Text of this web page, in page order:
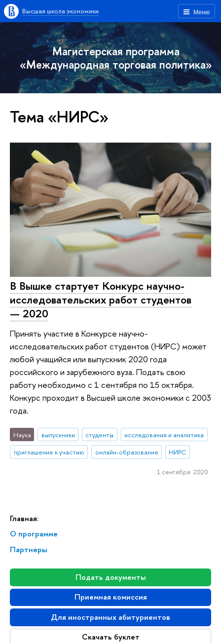
Меню
Высшая школа экономики
Магистерская программа
«Международная торговая политика»
Главная:
О программе
Партнеры
Подать документы
Приемная комиссия
Для иностранных абитуриентов
Скачать буклет
Тема «НИРС»
В Вышке стартует Конкурс научно-
исследовательских работ студентов
— 2020
Принять участие в Конкурсе научно-
исследовательских работ студентов (НИРС) может
любой учащийся или выпускник 2020 года
российского и зарубежного вуза. Подать свою
работу необходимо с 1 сентября по 15 октября.
Конкурс проходит в Высшей школе экономики с 2003
года.
Наука выпускники студенты
исследования и аналитика
приглашение к участию
онлайн-образование НИРС
1 сентября 2020